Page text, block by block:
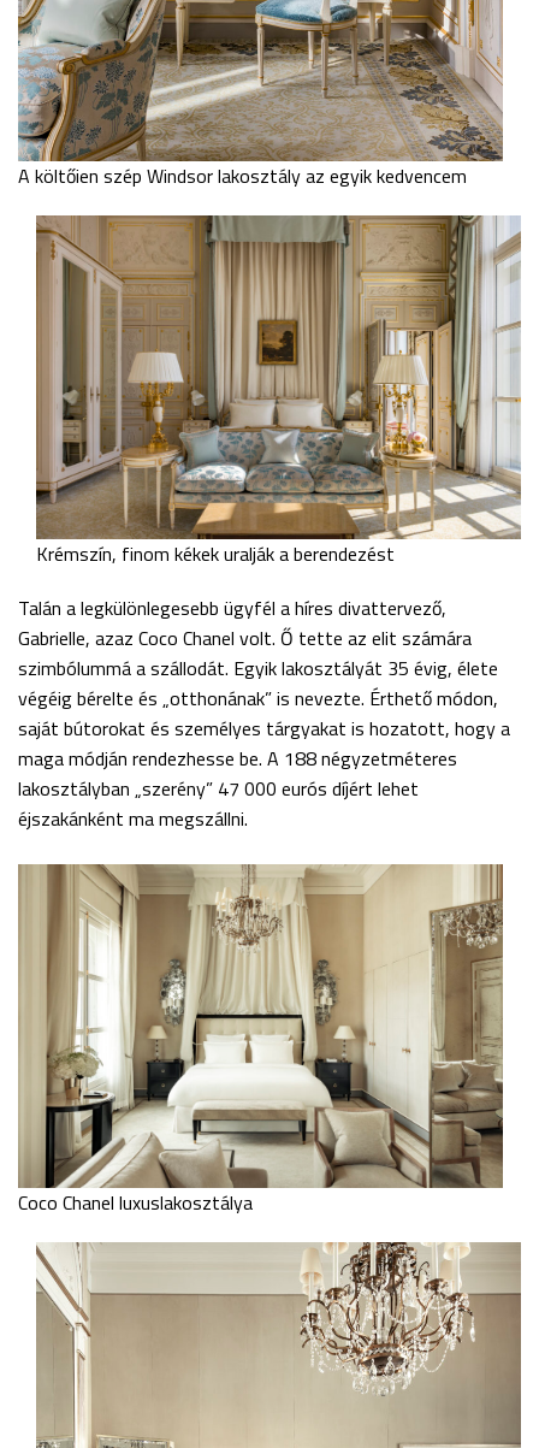
A költőien szép Windsor lakosztály az egyik kedvencem
Krémszín, finom kékek uralják a berendezést
Talán a legkülönlegesebb ügyfél a híres divattervező,
Gabrielle, azaz Coco Chanel volt. Ő tette az elit számára
szimbólummá a szállodát. Egyik lakosztályát 35 évig, élete
végéig bérelte és „otthonának” is nevezte. Érthető módon,
saját bútorokat és személyes tárgyakat is hozatott, hogy a
maga módján rendezhesse be. A 188 négyzetméteres
lakosztályban „szerény” 47 000 eurós díjért lehet
éjszakánként ma megszállni.
Coco Chanel luxuslakosztálya